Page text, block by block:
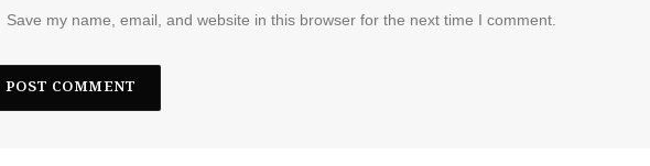
Save my name, email, and website in this browser for the next time I comment.